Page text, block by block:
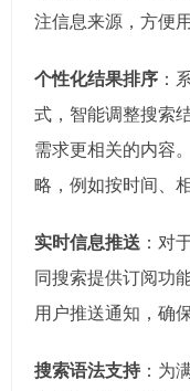
注信息来源，方便
个性化结果排序 ：
式，智能调整搜索
需求更相关的内容
略，例如按时间、
实时信息推送 ：对
同搜索提供订阅功
用户推送通知，确
搜索语法支持 ：为